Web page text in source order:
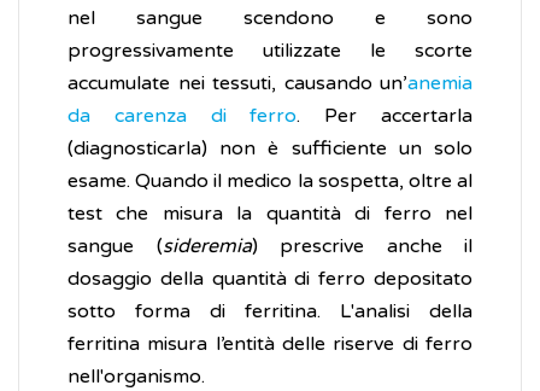
nel sangue scendono e sono
progressivamente utilizzate le scorte
accumulate nei tessuti, causando un’anemia
da carenza di ferro. Per accertarla
(diagnosticarla) non è sufficiente un solo
esame. Quando il medico la sospetta, oltre al
test che misura la quantità di ferro nel
sangue (sideremia) prescrive anche il
dosaggio della quantità di ferro depositato
sotto forma di ferritina. L'analisi della
ferritina misura l’entità delle riserve di ferro
nell'organismo.